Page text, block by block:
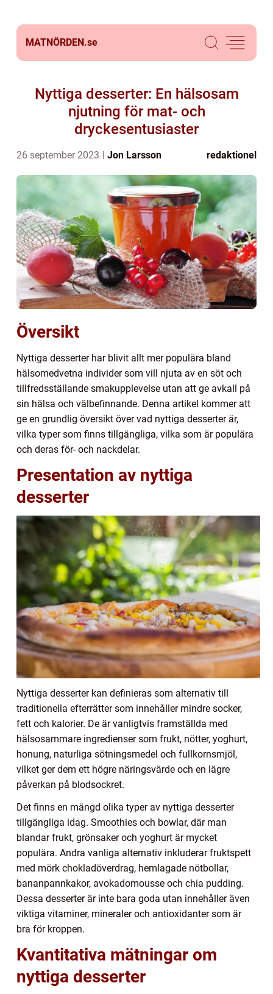
MATNÖRDEN.se
Nyttiga desserter: En hälsosam
njutning för mat- och
dryckesentusiaster
26 september 2023 Jon Larsson redaktionel
Översikt
Nyttiga desserter har blivit allt mer populära bland
hälsomedvetna individer som vill njuta av en söt och
tillfredsställande smakupplevelse utan att ge avkall på
sin hälsa och välbefinnande. Denna artikel kommer att
ge en grundlig översikt över vad nyttiga desserter är,
vilka typer som finns tillgängliga, vilka som är populära
och deras för- och nackdelar.
Presentation av nyttiga
desserter
Nyttiga desserter kan definieras som alternativ till
traditionella efterrätter som innehåller mindre socker,
fett och kalorier. De är vanligtvis framställda med
hälsosammare ingredienser som frukt, nötter, yoghurt,
honung, naturliga sötningsmedel och fullkornsmjöl,
vilket ger dem ett högre näringsvärde och en lägre
påverkan på blodsockret.
Det finns en mängd olika typer av nyttiga desserter
tillgängliga idag. Smoothies och bowlar, där man
blandar frukt, grönsaker och yoghurt är mycket
populära. Andra vanliga alternativ inkluderar fruktspett
med mörk chokladöverdrag, hemlagade nötbollar,
bananpannkakor, avokadomousse och chia pudding.
Dessa desserter är inte bara goda utan innehåller även
viktiga vitaminer, mineraler och antioxidanter som är
bra för kroppen.
Kvantitativa mätningar om
nyttiga desserter